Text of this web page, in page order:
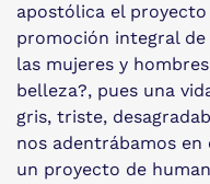
apostólica el
promoción integral de
las mujeres y
belleza?, pues una
gris, triste,
nos adentrábamos en
un proyecto de